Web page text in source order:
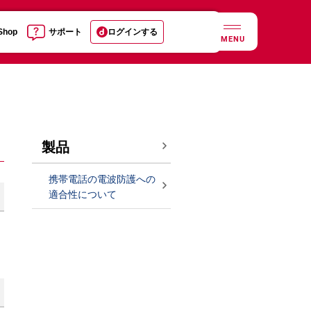
サポート ログインする
MENU
製品
携帯電話の電波防護への
適合性について